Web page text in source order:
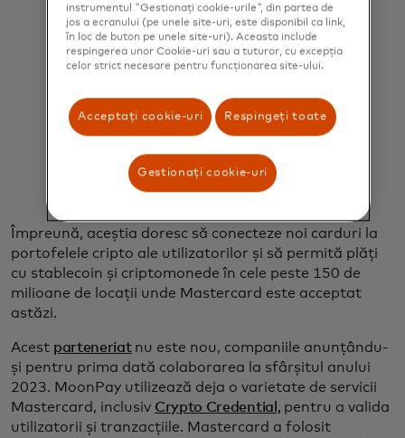
„Îmbunătățim serviciile de plată
fiecare metodă de plată în fiecare
colț al lumii.”
Ivan Soto-Wright
Împreună, aceștia doresc să conecteze noi carduri la
portofelele cripto ale utilizatorilor și să permită plăți
cu stablecoin și criptomonede în cele peste 150 de
milioane de locații unde Mastercard este acceptat
astăzi.
Acest parteneriatnu este nou, companiile anunțându-
și pentru prima dată colaborarea la sfârșitul anului
2023. MoonPay utilizează deja o varietate de servicii
Mastercard, inclusiv Crypto Credential, pentru a valida
utilizatorii și tranzacțiile. Mastercard a folosit
instrumentul "Gestionați cookie-urile", din partea de
jos a ecranului (pe unele site-uri, este disponibil ca link,
în loc de buton pe unele site-uri). Aceasta include
respingerea unor Cookie-uri sau a tuturor, cu excepția
celor strict necesare pentru funcționarea site-ului.
Acceptați cookie-uri Respingeți toate
Gestionați cookie-uri